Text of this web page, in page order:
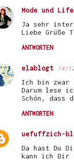
Mode und
Ja sehr
Liebe Grüße
ANTWORTEN
elablogt 14/
Ich bin
Darum lese
Schön, dass
ANTWORTEN
uefuffzich-
Da hast Du
kann ich Dir